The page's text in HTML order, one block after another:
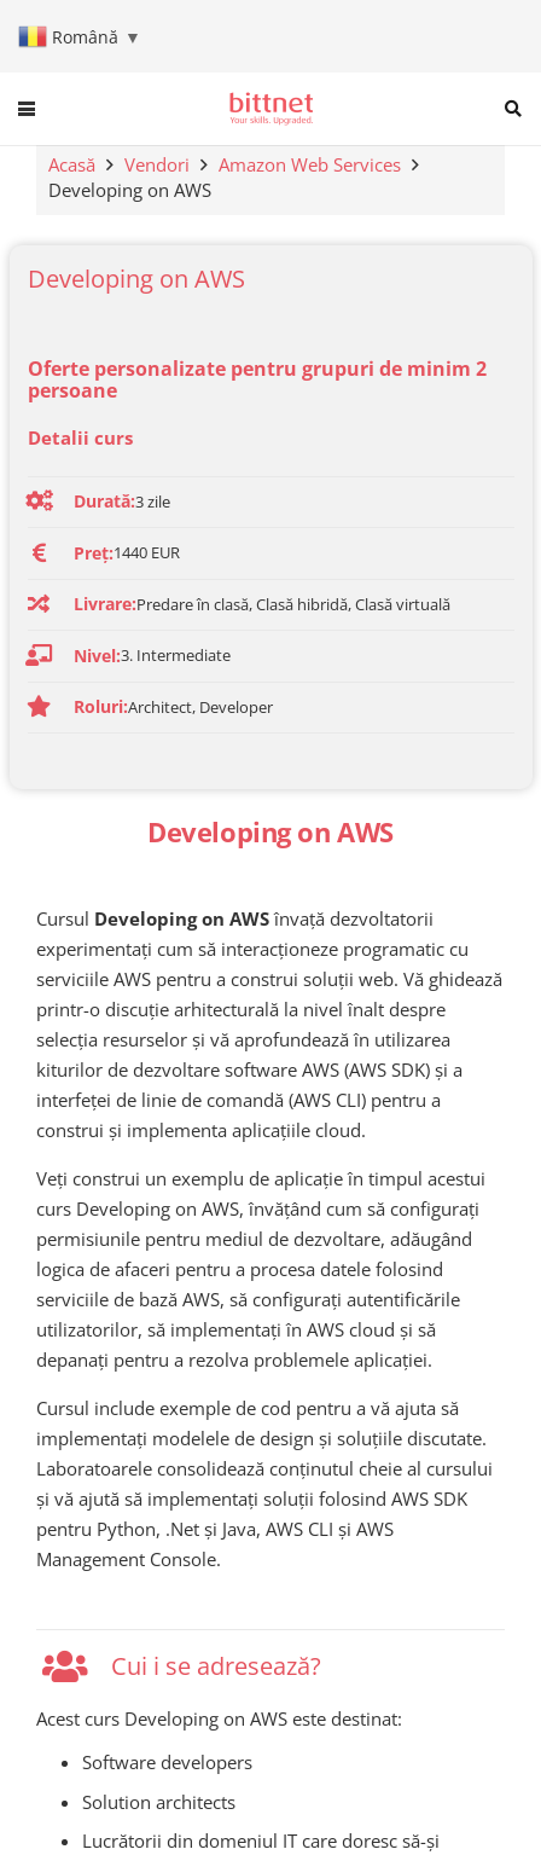
Română ▼
When autocomplete results
Acasă Vendori
Amazon Web Services
Developing on AWS
Developing on AWS
Cursul Developing on AWS învață dezvoltatorii
experimentați cum să interacționeze programatic cu
serviciile AWS pentru a construi soluții web. Vă ghidează
printr-o discuție arhitecturală la nivel înalt despre
selecția resurselor și vă aprofundează în utilizarea
kiturilor de dezvoltare software AWS (AWS SDK) și a
interfeței de linie de comandă (AWS CLI) pentru a
construi și implementa aplicațiile cloud.
Veți construi un exemplu de aplicație în timpul acestui
curs Developing on AWS, învățând cum să configurați
permisiunile pentru mediul de dezvoltare, adăugând
logica de afaceri pentru a procesa datele folosind
serviciile de bază AWS, să configurați autentificările
utilizatorilor, să implementați în AWS cloud și să
depanați pentru a rezolva problemele aplicației.
Cursul include exemple de cod pentru a vă ajuta să
implementați modelele de design și soluțiile discutate.
Laboratoarele consolidează conținutul cheie al cursului
și vă ajută să implementați soluții folosind AWS SDK
pentru Python, .Net și Java, AWS CLI și AWS
Management Console.
Cui i se adresează?
Acest curs Developing on AWS este destinat:
Software developers
Solution architects
Lucrătorii din domeniul IT care doresc să-și
Developing on AWS
Oferte personalizate pentru grupuri de minim 2
persoane
Detalii curs
Durată:3zile
Preț:1440 EUR
Livrare:Predare în clasă, Clasă hibridă, Clasă virtuală
Nivel:3. Intermediate
Roluri:Architect, Developer